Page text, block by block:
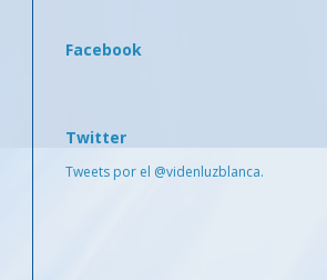
Facebook
Twitter
Tweets por el @videnluzblanca.